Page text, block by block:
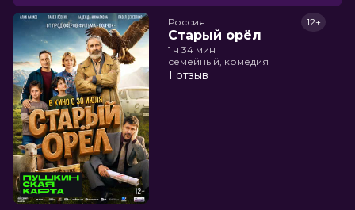
Россия
Старый орёл
12+
1 ч 34 мин
семейный, комедия
1 отзыв